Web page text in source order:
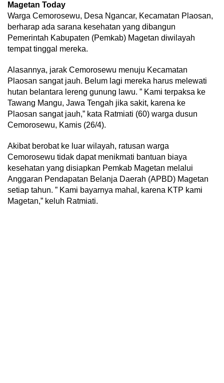
Magetan Today
Warga Cemorosewu, Desa Ngancar, Kecamatan Plaosan,
berharap ada sarana kesehatan yang dibangun
Pemerintah Kabupaten (Pemkab) Magetan diwilayah
tempat tinggal mereka.
Alasannya, jarak Cemorosewu menuju Kecamatan
Plaosan sangat jauh. Belum lagi mereka harus melewati
hutan belantara lereng gunung lawu. ” Kami terpaksa ke
Tawang Mangu, Jawa Tengah jika sakit, karena ke
Plaosan sangat jauh,” kata Ratmiati (60) warga dusun
Cemorosewu, Kamis (26/4).
Akibat berobat ke luar wilayah, ratusan warga
Cemorosewu tidak dapat menikmati bantuan biaya
kesehatan yang disiapkan Pemkab Magetan melalui
Anggaran Pendapatan Belanja Daerah (APBD) Magetan
setiap tahun. ” Kami bayarnya mahal, karena KTP kami
Magetan,” keluh Ratmiati.